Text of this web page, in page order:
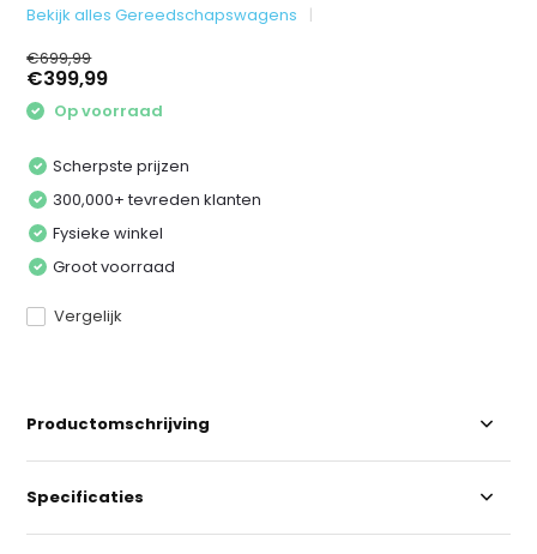
Bekijk alles Gereedschapswagens
€699,99
€399,99
Op voorraad
Scherpste prijzen
300,000+ tevreden klanten
Fysieke winkel
Groot voorraad
Vergelijk
Productomschrijving
Specificaties